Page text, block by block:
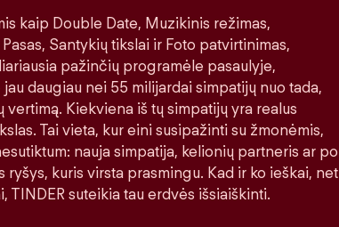
kaip Double Date, Muzikinis režimas,
Santykių tikslai ir Foto patvirtinimas,
pažinčių programėle pasaulyje,
daugiau nei 55 milijardai simpatijų nuo tada,
vertimą. Kiekviena iš tų simpatijų yra realus
Tai vieta, kur eini susipažinti su žmonėmis,
nauja simpatija, kelionių partneris ar po
kuris virsta prasmingu. Kad ir ko ieškai, net
TINDER suteikia tau erdvės išsiaiškinti.